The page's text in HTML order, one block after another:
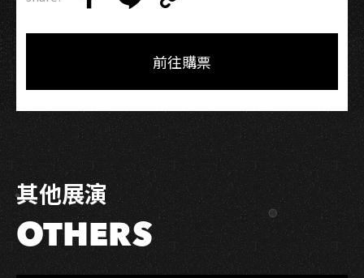
on
on
Link
Copy
前往購票
其他展演
OTHERS